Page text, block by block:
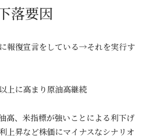
落要因
報復宣言をしている→それを実行す
上に高まり原油高継続
高、米指標が強いことによる利下げ
上昇など株価にマイナスなシナリオ